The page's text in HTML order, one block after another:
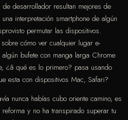
desarrollador resultan mejores de
interpretación smartphone de algún
permutar las dispositivos.
cómo ver cualquier lugar e-
bufete con manga larga Chrome
¿â qué es lo primero? pasa usando
esta con dispositivos Mac, Safari?
nunca habías cubo oriente camino, es
y no ha transpirado superar tu